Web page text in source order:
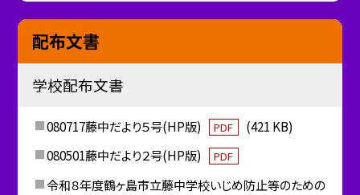
配布文書
学校配布文書
080717藤中だより５号(HP版) PDF
(421 KB)
080501藤中だより２号(HP版)
PDF
令和８年度鶴ヶ島市立藤中学校いじめ防止等のための